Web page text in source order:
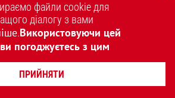
HALYCHYNY – УКРАЇНСЬКИЙ БРЕНД ОДЯГУ
САЙТІВ REDSTONE
файли cookie для
діалогу з вами
.Використовуючи цей
погоджуєтесь з цим
ПРИЙНЯТИ